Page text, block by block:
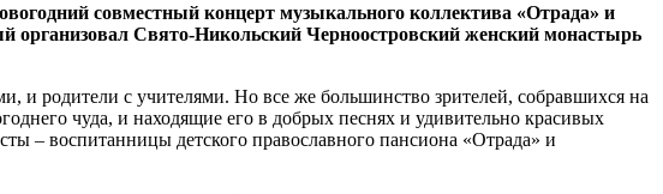
совместный концерт музыкального коллектива «Отрада» и
Свято-Никольский Черноостровский женский монастырь
и родители с учителями. Но все же большинство зрителей, собравшихся на
чуда, и находящие его в добрых песнях и удивительно красивых
– воспитанницы детского православного пансиона «Отрада» и